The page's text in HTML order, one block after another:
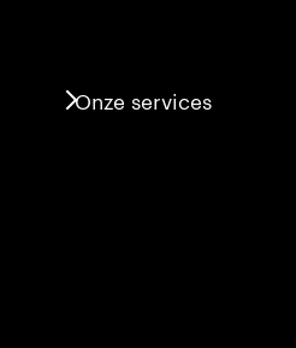
Onze services